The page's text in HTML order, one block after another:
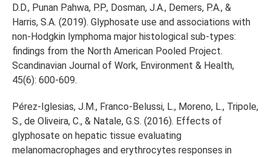
D.D., Punan Pahwa, P.P., Dosman, J.A., Demers, P.A., &
Harris, S.A. (2019). Glyphosate use and associations with
non-Hodgkin lymphoma major histological sub-types:
findings from the North American Pooled Project.
Scandinavian Journal of Work, Environment & Health,
45(6): 600-609.
Pérez-Iglesias, J.M., Franco-Belussi, L., Moreno, L., Tripole,
S., de Oliveira, C., & Natale, G.S. (2016). Effects of
glyphosate on hepatic tissue evaluating
melanomacrophages and erythrocytes responses in